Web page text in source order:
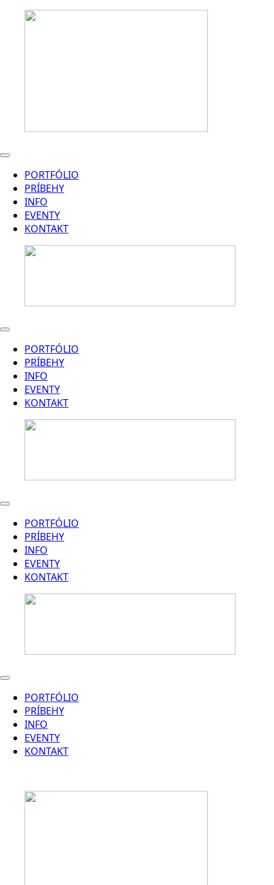
PORTFÓLIO
PRÍBEHY
INFO
EVENTY
KONTAKT
PORTFÓLIO
PRÍBEHY
INFO
EVENTY
KONTAKT
PORTFÓLIO
PRÍBEHY
INFO
EVENTY
KONTAKT
PORTFÓLIO
PRÍBEHY
INFO
EVENTY
KONTAKT